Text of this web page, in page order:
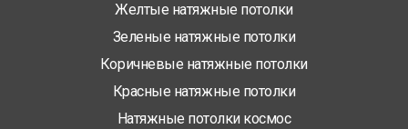
Желтые натяжные потолки
Зеленые натяжные потолки
Коричневые натяжные потолки
Красные натяжные потолки
Натяжные потолки космос